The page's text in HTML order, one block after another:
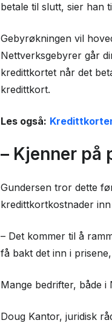
betale til slutt, sier han
Gebyrøkningen vil
Nettverksgebyrer går
kredittkortet når det
kredittkort.
Les også:
– Kjenner på
Gundersen tror dette
kredittkortkostnader
– Det kommer til å
få bakt det inn i
Mange bedrifter, både
Doug Kantor, juridisk